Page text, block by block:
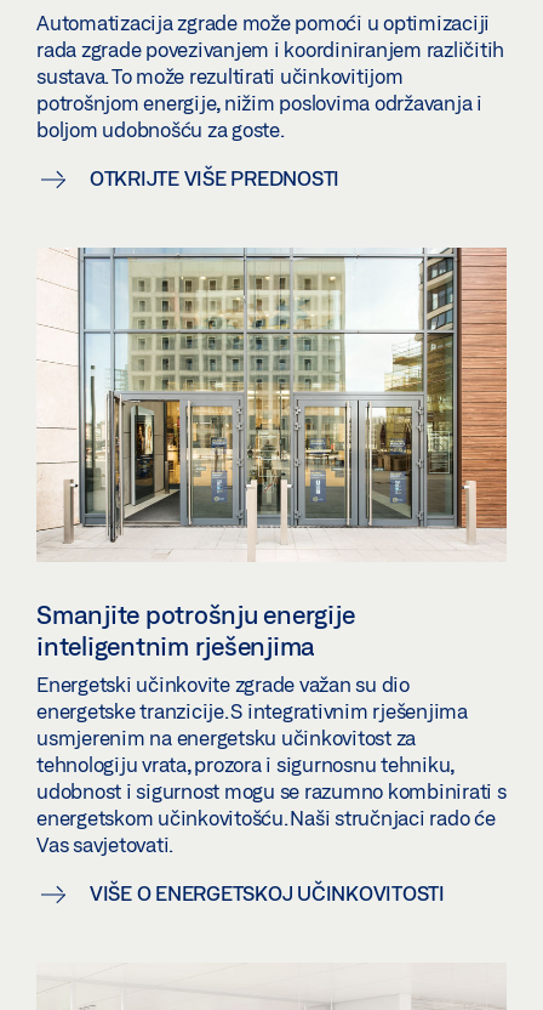
Automatizacija zgrade može pomoći u optimizaciji
rada zgrade povezivanjem i koordiniranjem različitih
sustava. To može rezultirati učinkovitijom
potrošnjom energije, nižim poslovima održavanja i
boljom udobnošću za goste.
OTKRIJTE VIŠE PREDNOSTI
Smanjite potrošnju energije
inteligentnim rješenjima
Energetski učinkovite zgrade važan su dio
energetske tranzicije. S integrativnim rješenjima
usmjerenim na energetsku učinkovitost za
tehnologiju vrata, prozora i sigurnosnu tehniku,
udobnost i sigurnost mogu se razumno kombinirati s
energetskom učinkovitošću. Naši stručnjaci rado će
Vas savjetovati.
VIŠE O ENERGETSKOJ UČINKOVITOSTI